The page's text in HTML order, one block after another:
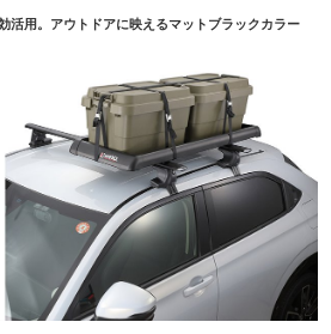
活用。アウトドアに映えるマットブラックカラー